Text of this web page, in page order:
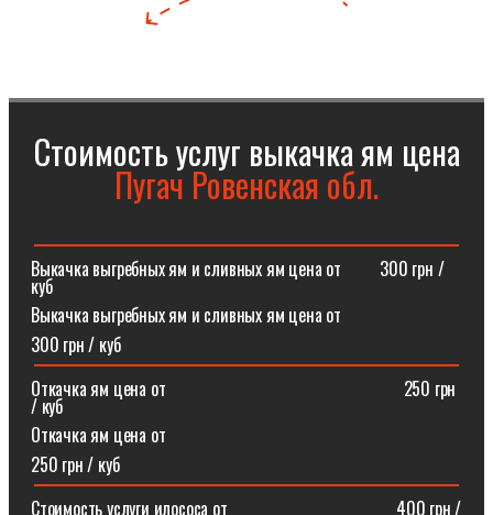
Стоимость услуг выкачка ям цена
Пугач Ровенская обл.
Выкачка выгребных ям и сливных ям цена от⠀⠀⠀300 грн /
куб
Выкачка выгребных ям и сливных ям цена от
300 грн / куб
Откачка ям цена от ⠀⠀⠀⠀⠀⠀⠀⠀⠀⠀⠀⠀⠀⠀⠀⠀⠀⠀250 грн
/ куб
Откачка ям цена от
250 грн / куб
Стоимость услуги илососа от⠀⠀⠀⠀⠀⠀⠀⠀⠀⠀⠀⠀⠀400 грн /